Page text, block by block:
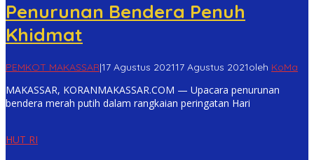
Penurunan Bendera Penuh
Khidmat
PEMKOT MAKASSAR|17 Agustus 202117 Agustus 2021oleh KoMa
MAKASSAR, KORANMAKASSAR.COM — Upacara penurunan
bendera merah putih dalam rangkaian peringatan Hari
HUT RI